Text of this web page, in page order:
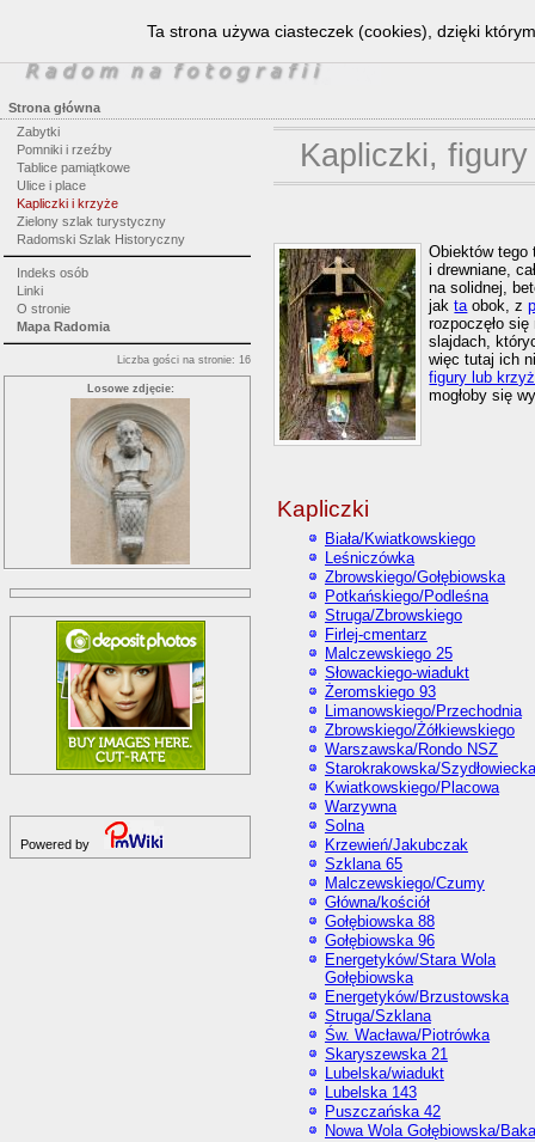
Strona główna
Zabytki
Pomniki i rzeźby
Tablice pamiątkowe
Ulice i place
Kapliczki i krzyże
Zielony szlak turystyczny
Radomski Szlak Historyczny
Indeks osób
Linki
O stronie
Mapa Radomia
Liczba gości na stronie: 16
Losowe zdjęcie:
Powered by
Kapliczki,
Obiektów tego
i drewniane,
na solidnej,
jaktaobok, z
rozpoczęło
slajdach,
więc tutaj ich
figury lub
mogłoby się
Kapliczki
Biała/Kwiatkowskiego
Leśniczówka
Zbrowskiego/Gołębiowska
Potkańskiego/Podleśna
Struga/Zbrowskiego
Firlej-cmentarz
Malczewskiego 25
Słowackiego-wiadukt
Żeromskiego 93
Limanowskiego/Przechodnia
Zbrowskiego/Żółkiewskiego
Warszawska/Rondo NSZ
Starokrakowska/Szydłowiecka
Kwiatkowskiego/Placowa
Warzywna
Solna
Krzewień/Jakubczak
Szklana 65
Malczewskiego/Czumy
Główna/kościół
Gołębiowska 88
Gołębiowska 96
Energetyków/Stara Wola
Gołębiowska
Energetyków/Brzustowska
Struga/Szklana
Św. Wacława/Piotrówka
Skaryszewska 21
Lubelska/wiadukt
Lubelska 143
Puszczańska 42
Nowa Wola Gołębiowska/
Ta strona używa ciasteczek (cookies), dzięki